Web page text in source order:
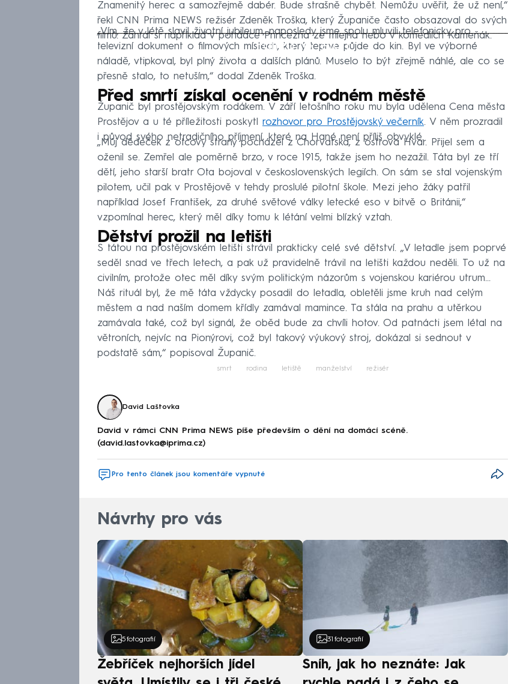
Znamenitý herec a samozřejmě dabér. Bude strašně chybět. Nemůžu uvěřit, že už není,“
řekl CNN Prima NEWS režisér Zdeněk Troška, který Županiče často obsazoval do svých
filmů. Zahrál si například v pohádce Princezna ze mlejna nebo v komediích Kameňák.
Failed to fetch
„Vím, že v létě slavil životní jubileum, naposledy jsme spolu mluvili telefonicky pro
televizní dokument o filmových místech, který teprve půjde do kin. Byl ve výborné
náladě, vtipkoval, byl plný života a dalších plánů. Muselo to být zřejmě náhlé, ale co se
přesně stalo, to netuším,“ dodal Zdeněk Troška.
Před smrtí získal ocenění v rodném městě
Županič byl prostějovským rodákem. V září letošního roku mu byla udělena Cena města
Prostějov a u té příležitosti poskytl rozhovor pro Prostějovský večerník. V něm prozradil
i původ svého netradičního příjmení, které na Hané není příliš obvyklé.
„Můj dědeček z otcovy strany pocházel z Chorvatska, z ostrova Hvar. Přijel sem a
oženil se. Zemřel ale poměrně brzo, v roce 1915, takže jsem ho nezažil. Táta byl ze tří
dětí, jeho starší bratr Ota bojoval v československých legiích. On sám se stal vojenským
pilotem, učil pak v Prostějově v tehdy proslulé pilotní škole. Mezi jeho žáky patřil
například Josef František, za druhé světové války letecké eso v bitvě o Británii,“
vzpomínal herec, který měl díky tomu k létání velmi blízký vztah.
Dětství prožil na letišti
S tátou na prostějovském letišti strávil prakticky celé své dětství. „V letadle jsem poprvé
seděl snad ve třech letech, a pak už pravidelně trávil na letišti každou neděli. To už na
civilním, protože otec měl díky svým politickým názorům s vojenskou kariérou utrum...
Náš rituál byl, že mě táta vždycky posadil do letadla, obletěli jsme kruh nad celým
městem a nad naším domem křídly zamával mamince. Ta stála na prahu a utěrkou
zamávala také, což byl signál, že oběd bude za chvíli hotov. Od patnácti jsem létal na
větroních, nejvíc na Pionýrovi, což byl takový výukový stroj, dokázal si sednout v
podstatě sám,“ popisoval Županič.
smrt rodina letiště manželství režisér
David Laštovka
David v rámci CNN Prima NEWS píše především o dění na domácí scéně.
(david.lastovka@iprima.cz)
Pro tento článek jsou komentáře vypnuté
Návrhy pro vás
5 fotografií
Žebříček nejhorších jídel
31 fotografií
Sníh, jak ho neznáte: Jak